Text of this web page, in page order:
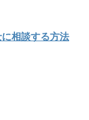
相談する方法